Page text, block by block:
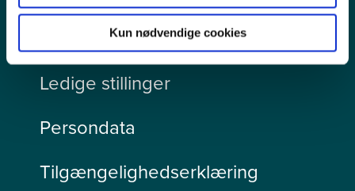
Kun nødvendige cookies
Pressekontakt
Ledige stillinger
Persondata
Tilgængelighedserklæring